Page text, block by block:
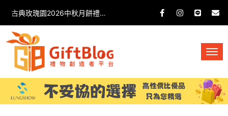
古典玫瑰園2026中秋月餅禮盒開箱分享 / 餐飲門市下午茶 體驗分享